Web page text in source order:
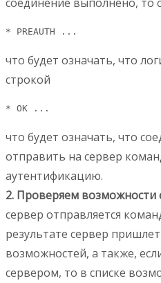
* PREAUTH ...
что будет означать, что
строкой
* OK ...
что будет означать, что
отправить на сервер
аутентификацию.
2. Проверяем возможности
сервер отправляется
результате сервер
возможностей, а также,
сервером, то в списке